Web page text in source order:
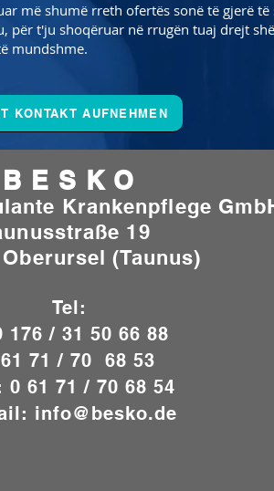
më shumë rreth ofertës sonë të gjerë
për t'ju shoqëruar në rrugën tuaj drejt
mundshme.
KONTAKT AUFNEHMEN
B E S K O
Krankenpflege
19
Oberursel (Taunus)
Tel:
176 / 31 50 66 88
71 / 70 68 53
0 61 71 / 70 68 54
info@besko.de